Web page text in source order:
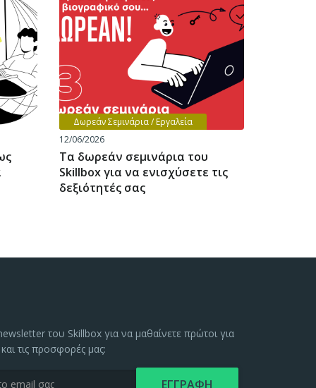
Δωρεάν Σεμινάρια / Εργαλεία
12/06/2026
Τα δωρεάν σεμινάρια του
Skillbox για να ενισχύσετε τις
δεξιότητές σας
του Skillbox για να μαθαίνετε πρώτοι για
τις προσφορές μας: